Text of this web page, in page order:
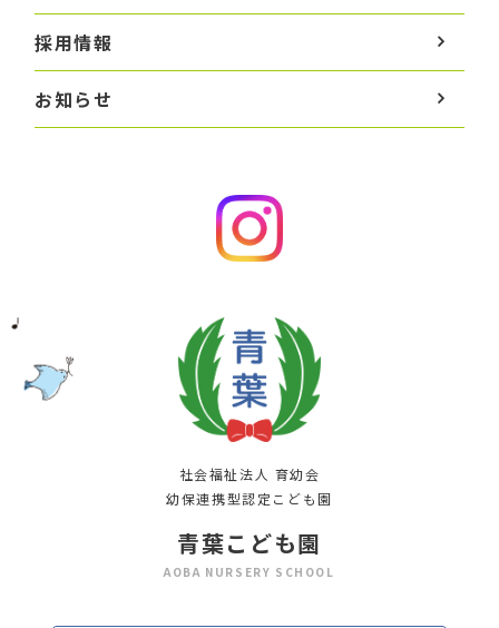
採用情報
お知らせ
社会福祉法人 育幼会
幼保連携型認定こども園
青葉こども園
AOBA NURSERY SCHOOL